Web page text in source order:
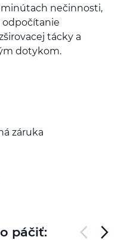
nečinnosti,
odpočítanie
tácky a
dotykom.
záruka
páčiť: